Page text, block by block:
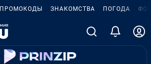
ПРОМОКОДЫ ЗНАКОМСТВА ПОГОДА